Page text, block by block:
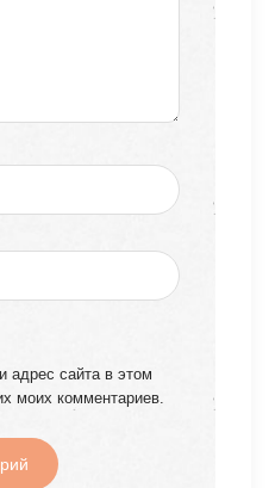
адрес сайта в этом
моих комментариев.